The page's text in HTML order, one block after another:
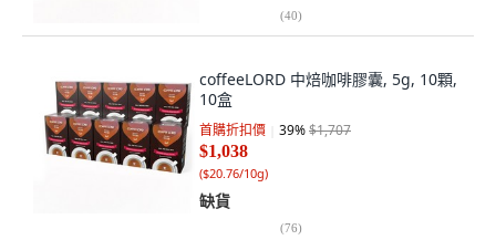
(40)
coffeeLORD 中焙咖啡膠囊, 5g, 10顆,
10盒
首購折扣價 39%$1,707
$1,038
($20.76/10g)
缺貨
(76)